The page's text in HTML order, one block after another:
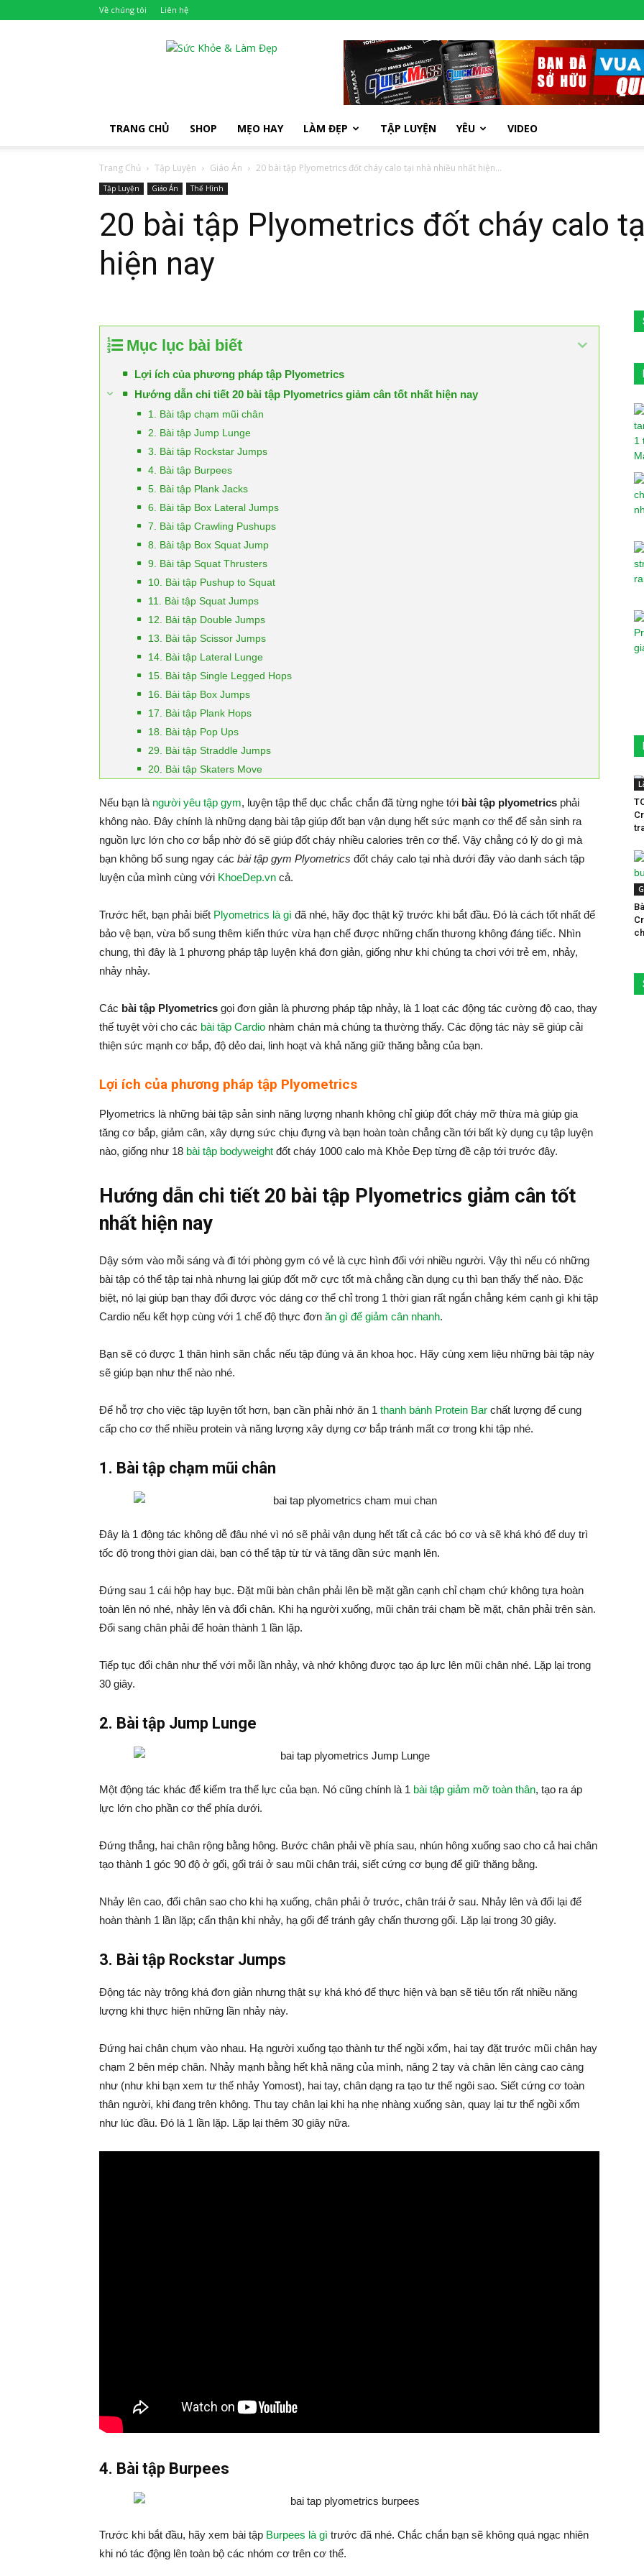
Về chúng tôi Liên hệ
TRANG CHỦ SHOP MẸO HAY LÀM ĐẸP TẬP LUYỆN YÊU VIDEO
Trang Chủ Tập Luyện Giáo Án 20 bài tập Plyometrics đốt cháy calo tại nhà nhiều nhất hiện...
Tập Luyện Giáo Án Thể Hình
20 bài tập Plyometrics đốt cháy calo
hiện nay
Mục lục bài biết
Lợi ích của phương pháp tập Plyometrics
Hướng dẫn chi tiết 20 bài tập Plyometrics giảm cân tốt nhất hiện nay
1. Bài tập chạm mũi chân
2. Bài tập Jump Lunge
3. Bài tập Rockstar Jumps
4. Bài tập Burpees
5. Bài tập Plank Jacks
6. Bài tập Box Lateral Jumps
7. Bài tập Crawling Pushups
8. Bài tập Box Squat Jump
9. Bài tập Squat Thrusters
10. Bài tập Pushup to Squat
11. Bài tập Squat Jumps
12. Bài tập Double Jumps
13. Bài tập Scissor Jumps
14. Bài tập Lateral Lunge
15. Bài tập Single Legged Hops
16. Bài tập Box Jumps
17. Bài tập Plank Hops
18. Bài tập Pop Ups
29. Bài tập Straddle Jumps
20. Bài tập Skaters Move
Nếu bạn là người yêu tập gym, luyện tập thể dục chắc chắn đã từng nghe tới bài tập plyometrics phải
không nào. Đây chính là những dạng bài tập giúp đốt bạn vận dụng hết sức mạnh cơ thể để sản sinh ra
nguồn lực lớn cho cơ bắp nhờ đó sẽ giúp đốt cháy nhiều calories trên cơ thể. Vậy chẳng có lý do gì mà
bạn không bổ sung ngay các bài tập gym Plyometrics đốt cháy calo tại nhà dưới đây vào danh sách tập
luyện của mình cùng với KhoeDep.vn cả.
Trước hết, bạn phải biết Plyometrics là gì đã nhé, hãy đọc thật kỹ trước khi bắt đầu. Đó là cách tốt nhất để
bảo vệ bạn, vừa bổ sung thêm kiến thức vừa hạn chế được những chấn thương không đáng tiếc. Nhìn
chung, thì đây là 1 phương pháp tập luyện khá đơn giản, giống như khi chúng ta chơi với trẻ em, nhảy,
nhảy nhảy.
Các bài tập Plyometrics gọi đơn giản là phương pháp tập nhảy, là 1 loạt các động tác cường độ cao, thay
thế tuyệt vời cho các bài tập Cardio nhàm chán mà chúng ta thường thấy. Các động tác này sẽ giúp cải
thiện sức mạnh cơ bắp, độ dẻo dai, linh hoạt và khả năng giữ thăng bằng của bạn.
Lợi ích của phương pháp tập Plyometrics
Plyometrics là những bài tập sản sinh năng lượng nhanh không chỉ giúp đốt cháy mỡ thừa mà giúp gia
tăng cơ bắp, giảm cân, xây dựng sức chịu đựng và bạn hoàn toàn chẳng cần tới bất kỳ dụng cụ tập luyện
nào, giống như 18 bài tập bodyweight đốt cháy 1000 calo mà Khỏe Đẹp từng đề cập tới trước đây.
Hướng dẫn chi tiết 20 bài tập Plyometrics giảm cân tốt
nhất hiện nay
Dậy sớm vào mỗi sáng và đi tới phòng gym có vẻ là cực hình đối với nhiều người. Vậy thì nếu có những
bài tập có thể tập tại nhà nhưng lại giúp đốt mỡ cực tốt mà chẳng cần dụng cụ thì bạn thấy thế nào. Đặc
biệt, nó lại giúp bạn thay đổi được vóc dáng cơ thể chỉ trong 1 thời gian rất ngắn chẳng kém cạnh gì khi tập
Cardio nếu kết hợp cùng với 1 chế độ thực đơn ăn gì để giảm cân nhanh.
Bạn sẽ có được 1 thân hình săn chắc nếu tập đúng và ăn khoa học. Hãy cùng xem liệu những bài tập này
sẽ giúp bạn như thế nào nhé.
Để hỗ trợ cho việc tập luyện tốt hơn, bạn cần phải nhớ ăn 1 thanh bánh Protein Bar chất lượng để cung
cấp cho cơ thể nhiều protein và năng lượng xây dựng cơ bắp tránh mất cơ trong khi tập nhé.
1. Bài tập chạm mũi chân
Đây là 1 động tác không dễ đâu nhé vì nó sẽ phải vận dụng hết tất cả các bó cơ và sẽ khá khó để duy trì
tốc độ trong thời gian dài, bạn có thể tập từ từ và tăng dần sức mạnh lên.
Đứng sau 1 cái hộp hay bục. Đặt mũi bàn chân phải lên bề mặt gần cạnh chỉ chạm chứ không tựa hoàn
toàn lên nó nhé, nhảy lên và đổi chân. Khi hạ người xuống, mũi chân trái chạm bề mặt, chân phải trên sàn.
Đổi sang chân phải để hoàn thành 1 lần lặp.
Tiếp tục đổi chân như thế với mỗi lần nhảy, và nhớ không được tạo áp lực lên mũi chân nhé. Lặp lại trong
30 giây.
2. Bài tập Jump Lunge
Một động tác khác để kiểm tra thể lực của bạn. Nó cũng chính là 1 bài tập giảm mỡ toàn thân, tạo ra áp
lực lớn cho phần cơ thể phía dưới.
Đứng thẳng, hai chân rộng bằng hông. Bước chân phải về phía sau, nhún hông xuống sao cho cả hai chân
tạo thành 1 góc 90 độ ở gối, gối trái ở sau mũi chân trái, siết cứng cơ bụng để giữ thăng bằng.
Nhảy lên cao, đổi chân sao cho khi hạ xuống, chân phải ở trước, chân trái ở sau. Nhảy lên và đổi lại để
hoàn thành 1 lần lặp; cẩn thận khi nhảy, hạ gối để tránh gây chấn thương gối. Lặp lại trong 30 giây.
3. Bài tập Rockstar Jumps
Động tác này trông khá đơn giản nhưng thật sự khá khó để thực hiện và bạn sẽ tiêu tốn rất nhiều năng
lượng khi thực hiện những lần nhảy này.
Đứng hai chân chụm vào nhau. Hạ người xuống tạo thành tư thế ngồi xổm, hai tay đặt trước mũi chân hay
chạm 2 bên mép chân. Nhảy mạnh bằng hết khả năng của mình, nâng 2 tay và chân lên càng cao càng
như (như khi bạn xem tư thế nhảy Yomost), hai tay, chân dạng ra tạo tư thế ngôi sao. Siết cứng cơ toàn
thân người, khi đang trên không. Thu tay chân lại khi hạ nhẹ nhàng xuống sàn, quay lại tư thế ngồi xổm
như lúc đầu. Đó là 1 lần lặp. Lặp lại thêm 30 giây nữa.
4. Bài tập Burpees
Trước khi bắt đầu, hãy xem bài tập Burpees là gì trước đã nhé. Chắc chắn bạn sẽ không quá ngạc nhiên
khi nó tác động lên toàn bộ các nhóm cơ trên cơ thể.